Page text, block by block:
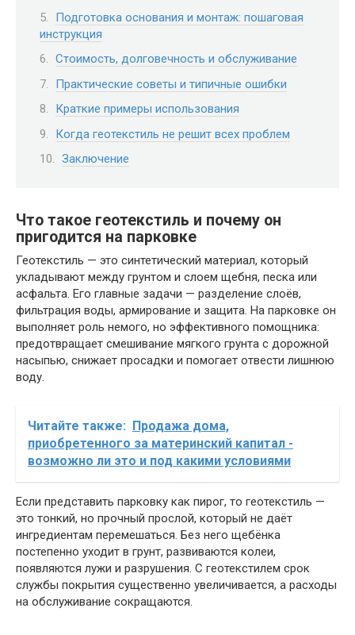
Подготовка основания и монтаж: пошаговая
инструкция
Стоимость, долговечность и обслуживание
Практические советы и типичные ошибки
Краткие примеры использования
Когда геотекстиль не решит всех проблем
Заключение
Что такое геотекстиль и почему он
пригодится на парковке
Геотекстиль — это синтетический материал, который
укладывают между грунтом и слоем щебня, песка или
асфальта. Его главные задачи — разделение слоёв,
фильтрация воды, армирование и защита. На парковке он
выполняет роль немого, но эффективного помощника:
предотвращает смешивание мягкого грунта с дорожной
насыпью, снижает просадки и помогает отвести лишнюю
воду.
Читайте также:
Продажа дома,
приобретенного за материнский капитал -
возможно ли это и под какими условиями
Если представить парковку как пирог, то геотекстиль —
это тонкий, но прочный прослой, который не даёт
ингредиентам перемешаться. Без него щебёнка
постепенно уходит в грунт, развиваются колеи,
появляются лужи и разрушения. С геотекстилем срок
службы покрытия существенно увеличивается, а расходы
на обслуживание сокращаются.